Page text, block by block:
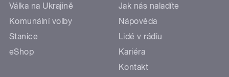
Válka na Ukrajině
Komunální volby
Stanice
eShop
Jak nás naladíte
Nápověda
Lidé v rádiu
Kariéra
Kontakt